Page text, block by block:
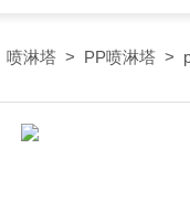
喷淋塔 > PP喷淋塔 >